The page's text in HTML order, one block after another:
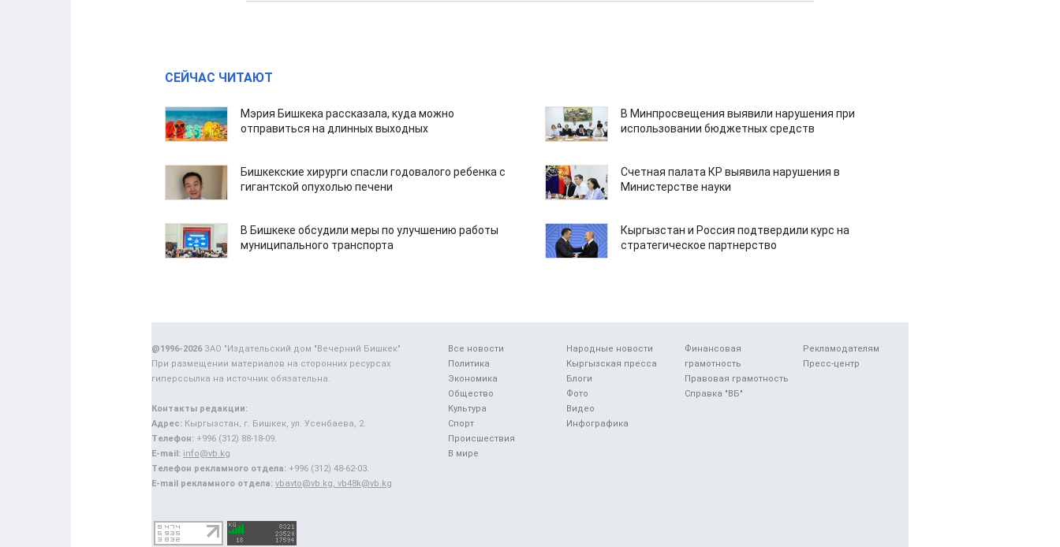
СЕЙЧАС ЧИТАЮТ
Мэрия Бишкека рассказала, куда можно
отправиться на длинных выходных
В Минпросвещения выявили нарушения при
использовании бюджетных средств
Бишкекские хирурги спасли годовалого ребенка с
гигантской опухолью печени
Счетная палата КР выявила нарушения в
Министерстве науки
В Бишкеке обсудили меры по улучшению работы
муниципального транспорта
Кыргызстан и Россия подтвердили курс на
стратегическое партнерство
Все новости
Политика
Экономика
Общество
Культура
Спорт
Происшествия
В мире
Народные новости
Кыргызская пресса
Блоги
Фото
Видео
Инфографика
Финансовая
грамотность
Правовая грамотность
Справка "ВБ"
Рекламодателям
Пресс-центр
@1996-2026ЗАО "Издательский дом "Вечерний Бишкек"
При размещении материалов на сторонних ресурсах
гиперссылка на источник обязательна.
Контакты редакции:
Адрес: Кыргызстан, г. Бишкек, ул. Усенбаева, 2.
Телефон: +996 (312) 88-18-09.
E-mail: info@vb.kg
Телефон рекламного отдела: +996 (312) 48-62-03.
E-mail рекламного отдела: vbavto@vb.kg, vb48k@vb.kg